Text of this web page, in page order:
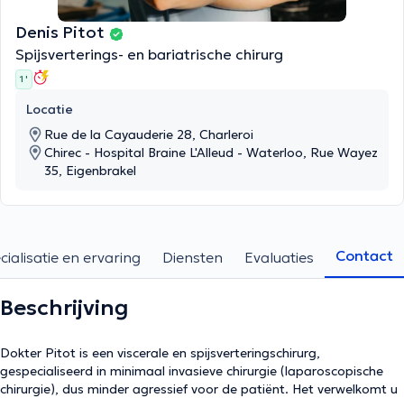
Denis Pitot
Spijsverterings- en bariatrische chirurg
1 '
Locatie
Rue de la Cayauderie 28, Charleroi
Chirec - Hospital Braine L'Alleud - Waterloo, Rue Wayez
35, Eigenbrakel
en ervaring Diensten Evaluaties Contact
Beschrijving
Dokter Pitot is een viscerale en spijsverteringschirurg,
gespecialiseerd in minimaal invasieve chirurgie (laparoscopische
chirurgie), dus minder agressief voor de patiënt. Het verwelkomt u